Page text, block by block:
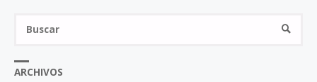
ARCHIVOS